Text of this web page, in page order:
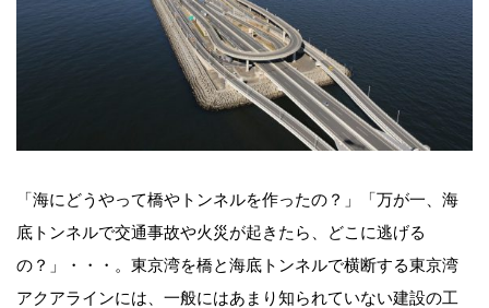
「海にどうやって橋やトンネルを作ったの？」「万が一、海
底トンネルで交通事故や火災が起きたら、どこに逃げる
の？」・・・。東京湾を橋と海底トンネルで横断する東京湾
アクアラインには、一般にはあまり知られていない建設の工